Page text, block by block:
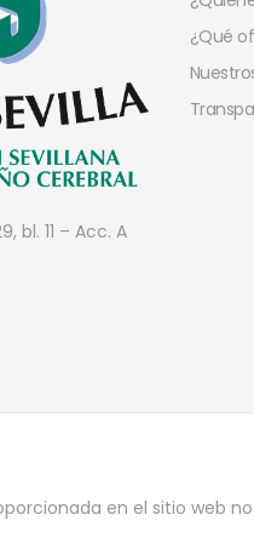
bl. 11 – Acc. A
¿Qué
en el sitio web